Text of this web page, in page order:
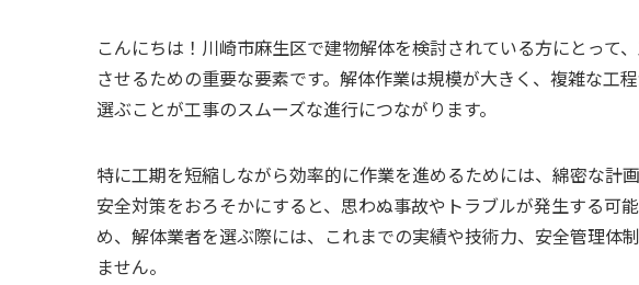
こんにちは！川崎市麻生区で建物解体を検討されている方にとって
させるための重要な要素です。解体作業は規模が大きく、複雑な工
選ぶことが工事のスムーズな進行につながります。
特に工期を短縮しながら効率的に作業を進めるためには、綿密な計
安全対策をおろそかにすると、思わぬ事故やトラブルが発生する可
め、解体業者を選ぶ際には、これまでの実績や技術力、安全管理体
ません。